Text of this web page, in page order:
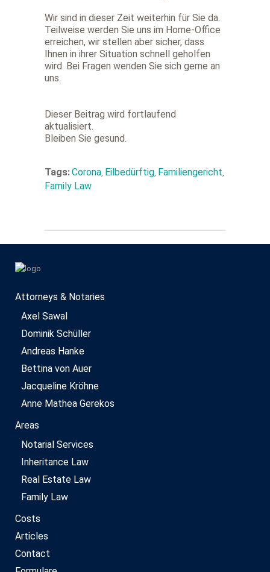
Wir sind in dieser Zeit weiterhin für Sie da.
Teilweise werden Sie uns im Home-Office
erreichen, wir stellen aber sicher, dass
Ihnen in ihrer Situation schnell geholfen
wird. Bei Fragen wenden Sie sich gerne an
uns.
Dieser Beitrag wird fortlaufend
aktualisiert.
Bleiben Sie gesund.
Tags:Corona, Eilbedürftig, Familiengericht,
Family Law
Attorneys & Notaries
Axel Sawal
Dominik Schüller
Andreas Hanke
Bettina von Auer
Jacqueline Kröhne
Anne Mathea Gerekos
Areas
Notarial Services
Inheritance Law
Real Estate Law
Family Law
Costs
Articles
Contact